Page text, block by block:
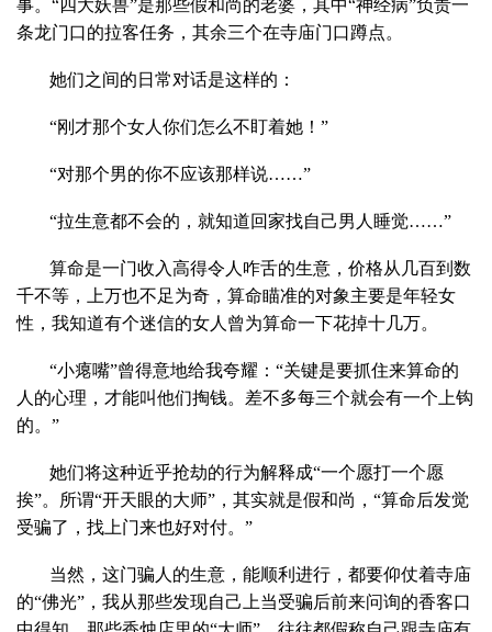
事。“四大妖兽”是那些假和尚的老婆，其中“神经病”负责一
条龙门口的拉客任务，其余三个在寺庙门口蹲点。
她们之间的日常对话是这样的：
“刚才那个女人你们怎么不盯着她！”
“对那个男的你不应该那样说……”
“拉生意都不会的，就知道回家找自己男人睡觉……”
算命是一门收入高得令人咋舌的生意，价格从几百到数
千不等，上万也不足为奇，算命瞄准的对象主要是年轻女
性，我知道有个迷信的女人曾为算命一下花掉十几万。
“小瘪嘴”曾得意地给我夸耀：“关键是要抓住来算命的
人的心理，才能叫他们掏钱。差不多每三个就会有一个上钩
的。”
她们将这种近乎抢劫的行为解释成“一个愿打一个愿
挨”。所谓“开天眼的大师”，其实就是假和尚，“算命后发觉
受骗了，找上门来也好对付。”
当然，这门骗人的生意，能顺利进行，都要仰仗着寺庙
的“佛光”，我从那些发现自己上当受骗后前来问询的香客口